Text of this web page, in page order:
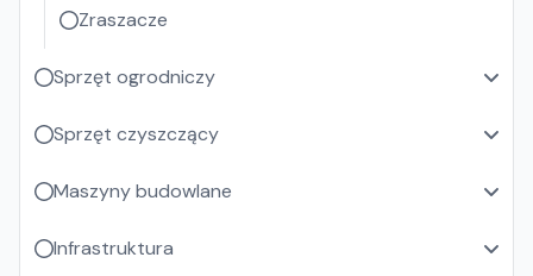
Zraszacze
Sprzęt ogrodniczy
Sprzęt czyszczący
Maszyny budowlane
Infrastruktura